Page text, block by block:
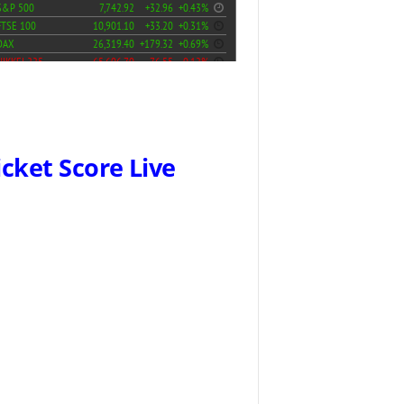
Score Live